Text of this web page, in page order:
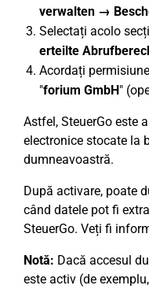
verwalten →
Selectați acolo
erteilte
Acordați
"forium GmbH"
Astfel, SteuerGo este
electronice stocate la
dumneavoastră.
După activare, poate
când datele pot fi
SteuerGo. Veți fi
Notă: Dacă accesul
este activ (de